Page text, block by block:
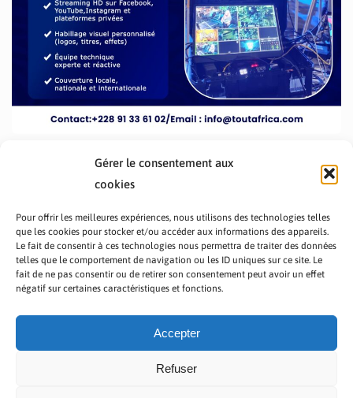
Gérer le consentement aux
cookies
Pour offrir les meilleures expériences, nous utilisons des technologies telles
que les cookies pour stocker et/ou accéder aux informations des appareils.
Le fait de consentir à ces technologies nous permettra de traiter des données
telles que le comportement de navigation ou les ID uniques sur ce site. Le
fait de ne pas consentir ou de retirer son consentement peut avoir un effet
négatif sur certaines caractéristiques et fonctions.
Accepter
Refuser
PRÉSENTATION TOUTAFRICA
A PROPOS